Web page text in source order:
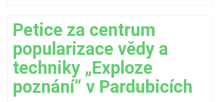
Petice za centrum
popularizace vědy a
techniky „Exploze
poznání“ v Pardubicích